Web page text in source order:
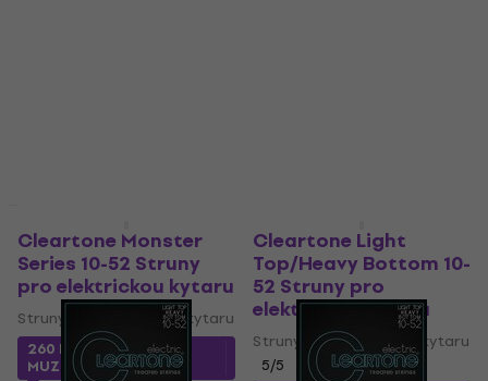
Cleartone Monster
Series 10-52 Struny
pro elektrickou kytaru
Struny pro elektrickou kytaru
260 Kčs kódem
MUZMUZ-15
Cleartone Light
Top/Heavy Bottom 10-
52 Struny pro
elektrickou kytaru
Struny pro elektrickou kytaru
5/5